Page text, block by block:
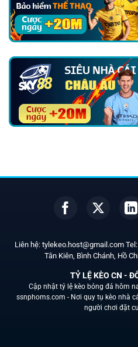
Liên hệ: tylekeo.host@gmail.comTel:
Tân Kiên, Bình Chánh, Hồ
TỶ LỆ KÈO CN -
Cập nhật tỷ lệ kèo bóng đá hôm
ssnphoms.com - Nơi quy tụ kèo nhà
người chơi đặt